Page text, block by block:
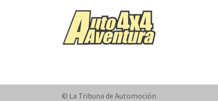
© La Tribuna de Automoción